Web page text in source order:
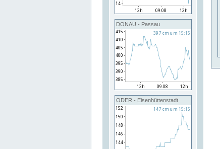
DONAU - Passau
ODER - Eisenhüttenstadt